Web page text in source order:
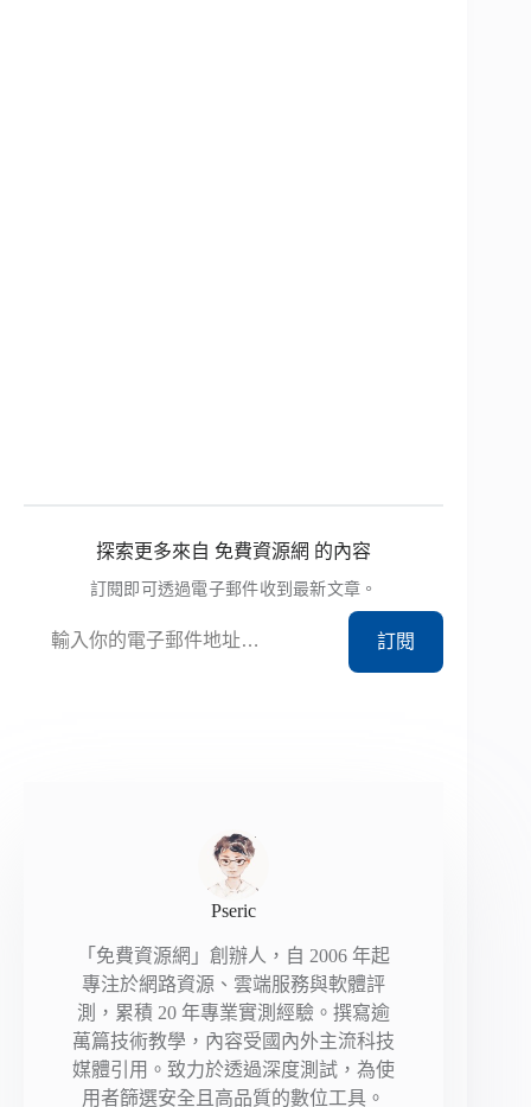
探索更多來自 免費資源網 的內容
訂閱即可透過電子郵件收到最新文章。
訂閱
Pseric
「免費資源網」創辦人，自 2006 年起
專注於網路資源、雲端服務與軟體評
測，累積 20 年專業實測經驗。撰寫逾
萬篇技術教學，內容受國內外主流科技
媒體引用。致力於透過深度測試，為使
用者篩選安全且高品質的數位工具。